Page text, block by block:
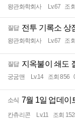
왕관화학회사 Lv.67 조
질답 전투 기록소 상
왕관화학회사 Lv.67 조
질답 지옥불이 쇄도
궁굼맨 Lv.14 조회 856
소식 7월 1일 업데이
칸츄리콘 Lv.11 조회